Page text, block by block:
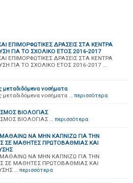
ΕΠΙΜΟΡΦΩΤΙΚΕΣ ΔΡΑΣΕΙΣ ΣΤΑ ΚΕΝΤΡΑ
ΓΙΑ ΤΟ ΣΧΟΛΙΚΟ ΕΤΟΣ 2016-2017
ΕΠΙΜΟΡΦΩΤΙΚΕΣ ΔΡΑΣΕΙΣ ΣΤΑ ΚΕΝΤΡΑ
ΓΙΑ ΤΟ ΣΧΟΛΙΚΟ ΕΤΟΣ 2016-2017 …
μεταδιδόμενα νοσήματα
μεταδιδόμενα νοσήματα … περισσότερα
ΒΙΟΛΟΓΙΑΣ
ΒΙΟΛΟΓΙΑΣ … περισσότερα
ΝΑ ΜΗΝ ΚΑΠΝΙΖΩ ΓΙΑ ΤΗΝ
ΣΕ ΜΑΘΗΤΕΣ ΠΡΩΤΟΒΑΘΜΙΑΣ ΚΑΙ
ΝΑ ΜΗΝ ΚΑΠΝΙΖΩ ΓΙΑ ΤΗΝ
ΣΕ ΜΑΘΗΤΕΣ ΠΡΩΤΟΒΑΘΜΙΑΣ ΚΑΙ
… περισσότερα